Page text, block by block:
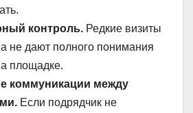
контроль. Редкие визиты
не дают полного понимания
площадке.
коммуникации между
Если подрядчик не